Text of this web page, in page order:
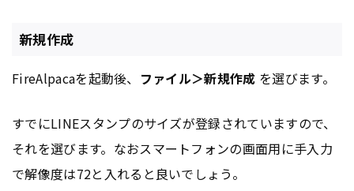
新規作成
FireAlpacaを起動後、 ファイル＞新規作成 を選びます。
すでにLINEスタンプのサイズが登録されていますので、
それを選びます。なおスマートフォンの画面用に手入力
で解像度は72と入れると良いでしょう。